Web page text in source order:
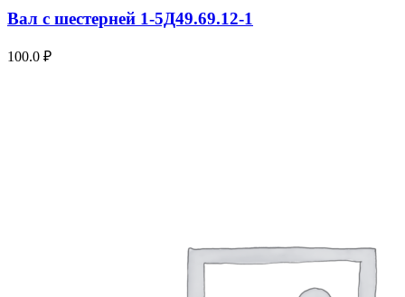
Вал с шестерней 1-5Д49.69.12-1
100.0 ₽